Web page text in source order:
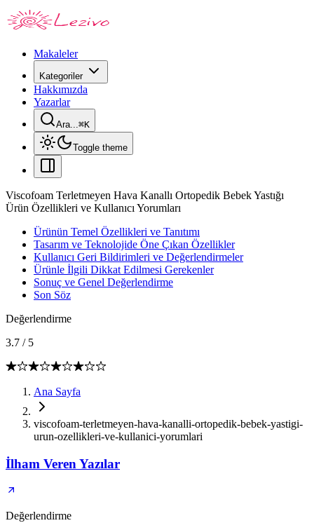
Makaleler
Kategoriler
Hakkımızda
Yazarlar
Ara...⌘K
Toggle theme
Viscofoam Terletmeyen Hava Kanallı Ortopedik Bebek Yastığı
Ürün Özellikleri ve Kullanıcı Yorumları
Ürünün Temel Özellikleri ve Tanıtımı
Tasarım ve Teknolojide Öne Çıkan Özellikler
Kullanıcı Geri Bildirimleri ve Değerlendirmeler
Ürünle İlgili Dikkat Edilmesi Gerekenler
Sonuç ve Genel Değerlendirme
Son Söz
Değerlendirme
3.7 / 5
Ana Sayfa
viscofoam-terletmeyen-hava-kanalli-ortopedik-bebek-yastigi-
urun-ozellikleri-ve-kullanici-yorumlari
İlham Veren Yazılar
Değerlendirme